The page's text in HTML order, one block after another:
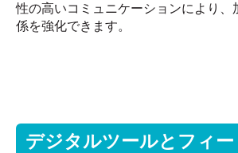
性の高いコミュニケーションにより、
係を強化できます。
デジタルツールとフィ